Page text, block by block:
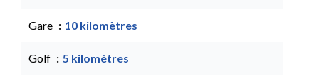
Gare 10 kilomètres
Golf 5 kilomètres